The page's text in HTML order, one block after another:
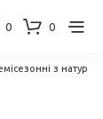
0 0
з